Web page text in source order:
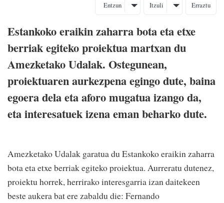
Entzun Itzuli Erraztu
Estankoko eraikin zaharra bota eta etxe
berriak egiteko proiektua martxan du
Amezketako Udalak. Ostegunean,
proiektuaren aurkezpena egingo dute, baina
egoera dela eta aforo mugatua izango da,
eta interesatuek izena eman beharko dute.
Amezketako Udalak garatua du Estankoko eraikin zaharra
bota eta etxe berriak egiteko proiektua. Aurreratu dutenez,
proiektu horrek, herrirako interesgarria izan daitekeen
beste aukera bat ere zabaldu die: Fernando